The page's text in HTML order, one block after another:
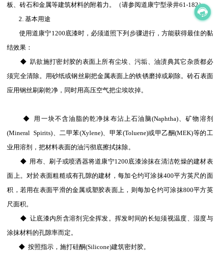
板、砖石和金属等建筑材料的附着力。（请参阅道康宁型录井61-182）
2. 基本用途
使用道康宁1200底漆时，必须道照下列步骤进行，方能获得最佳的黏
结效果：
◆ 趴欲施打密封胶的表面上所有尘埃、污垢、油渍典其它杂质都必
须完全清除。用砂纸或钢丝刷把金属表面上的铁锈磨掉或刷除。砖石表面
应用钢丝刷刷乾净，同时用高压空气把尘埃吹掉。
◆ 用一块不含油脂的乾净抹布沾上石油脑(Naphtha)、矿物溶剂
(Mineral Spirits)、二甲苯(Xylene)、甲苯(Toluene)或甲乙酮(MEK)等的工
业用溶剂，把材料表面的油污彻底擦拭抹除。
◆ 用布、刷子或喷洒器将道康宁1200底漆涂抹在清洁乾燥的建材表
面上。对於表面粗糙或有孔隙的建材，每加仑约可涂抹400平方英尺的面
积，若用在表面平滑的金属或塑胶表面上，则每加仑约可涂抹800平方英
尺面积。
◆ 让底漆内所含溶剂完全挥发。挥发时间的长短须视温度、湿度与
涂抹材料的孔隙率而定。
◆ 按照指示，施打硅酮(Silicone)建筑密封胶。